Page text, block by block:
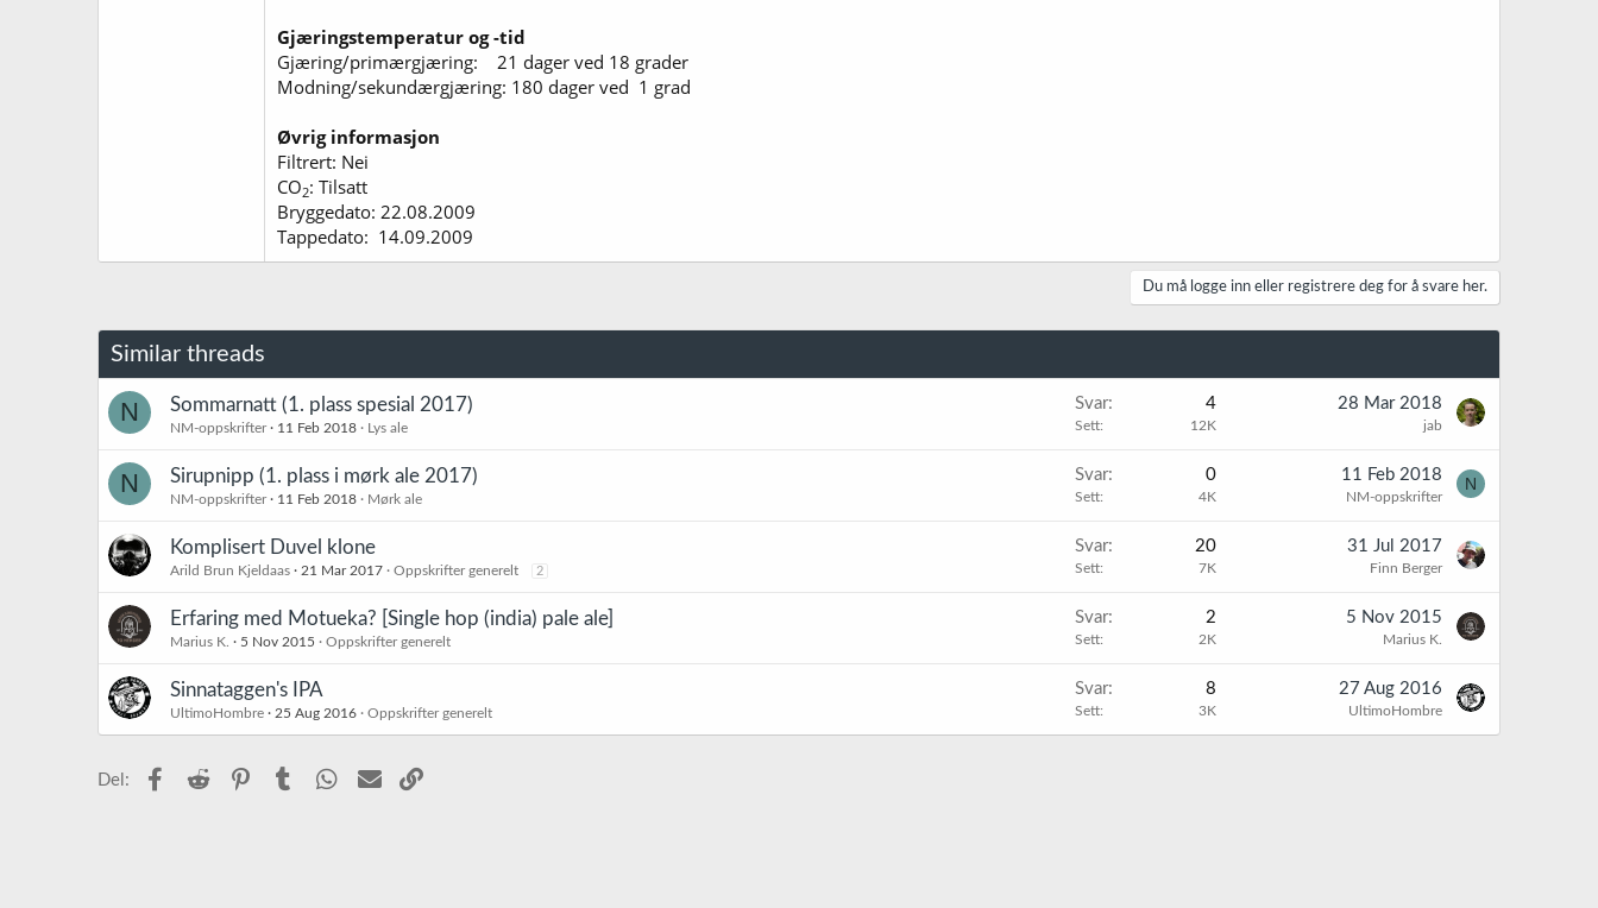
Gjæringstemperatur og -tid
Gjæring/primærgjæring: 21 dager ved 18 grader
Modning/sekundærgjæring: 180 dager ved 1 grad
Øvrig informasjon
Filtrert: Nei
CO2: Tilsatt
Bryggedato: 22.08.2009
Tappedato: 14.09.2009
Du må logge inn eller registrere deg for å svare her.
Similar threads
N Sommarnatt (1. plass spesial 2017)
NM-oppskrifter 11 Feb 2018 Lys ale
Svar 4
Sett 12K
28 Mar 2018
jab
N Sirupnipp (1. plass i mørk ale 2017)
NM-oppskrifter 11 Feb 2018 Mørk ale
Svar 0
Sett 4K
11 Feb 2018
NM-oppskrifter
N
Komplisert Duvel klone
Arild Brun Kjeldaas 21 Mar 2017 Oppskrifter generelt 2
Svar 20
Sett 7K
31 Jul 2017
Finn Berger
Erfaring med Motueka? [Single hop (india) pale ale]
Marius K. 5 Nov 2015 Oppskrifter generelt
Svar 2
Sett 2K
5 Nov 2015
Marius K.
Sinnataggen's IPA
UltimoHombre 25 Aug 2016 Oppskrifter generelt
Svar 8
Sett 3K
27 Aug 2016
UltimoHombre
Del: Facebook
Reddit PinterestTumblr WhatsApp
E-post